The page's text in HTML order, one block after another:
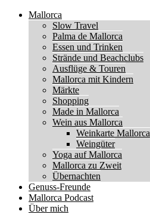
Mallorca
Slow Travel
Palma de Mallorca
Essen und Trinken
Strände und Beachclubs
Ausflüge & Touren
Mallorca mit Kindern
Märkte
Shopping
Made in Mallorca
Wein aus Mallorca
Weinkarte Mallorca
Weingüter
Yoga auf Mallorca
Mallorca zu Zweit
Übernachten
Genuss-Freunde
Mallorca Podcast
Über mich